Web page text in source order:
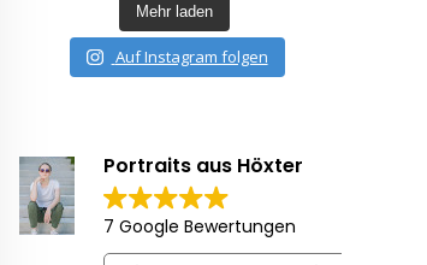
Mehr laden
Auf Instagram folgen
Portraits aus Höxter
7 Google Bewertungen